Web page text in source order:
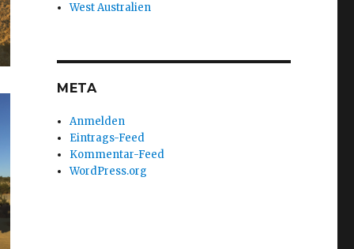
West Australien
META
Anmelden
Eintrags-Feed
Kommentar-Feed
WordPress.org